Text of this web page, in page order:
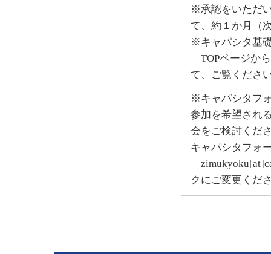
※承認をいただ
て、約１か月（
※キャパシタ基
TOPページか
て、ご覧くださ
※キャパシタフ
参加を希望され
会をご検討くだ
キャパシタフォ
クにご変更くだ